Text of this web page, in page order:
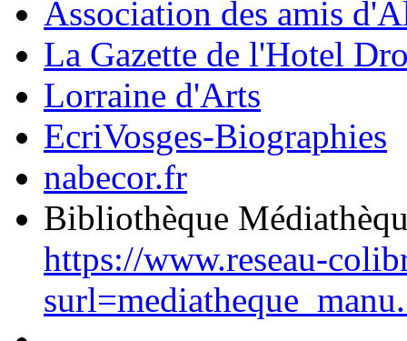
Association des amis
La Gazette de l'Hotel
Lorraine d'Arts
EcriVosges-Biographies
nabecor.fr
Bibliothèque
https://www.reseau-